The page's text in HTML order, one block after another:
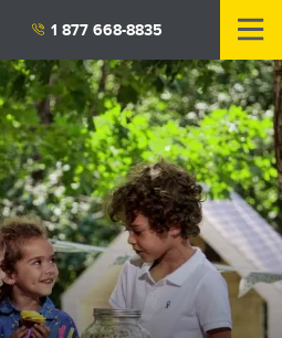
1 877 668-8835